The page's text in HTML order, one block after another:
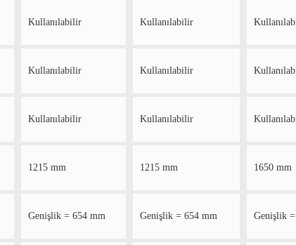
Kullanılabilir Kullanılabilir
Kullanılabilir Kullanılabilir
Kullanılabilir Kullanılabilir
1215 mm 1215 mm 1650 mm
Genişlik = 654 mm Genişlik = 654 mm Genişlik